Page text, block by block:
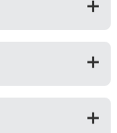
り、穴を開ける
と手間かかりま
外品などとも言
よりも安価でご
フィルムを切っ